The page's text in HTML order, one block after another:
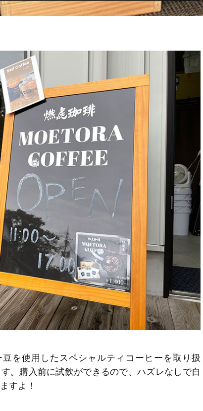
を使用したスペシャルティコーヒーを取り扱
。購入前に試飲ができるので、ハズレなしで自
すよ！